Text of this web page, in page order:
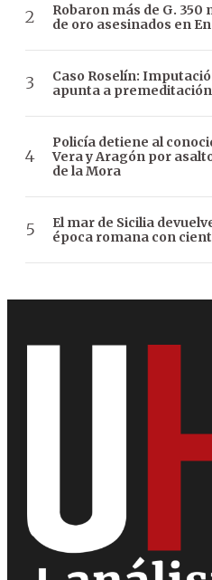
Robaron más de G.
de oro asesinados en
Caso Roselín:
apunta a
Policía detiene al
Vera y Aragón por
de la Mora
El mar de Sicilia
época romana con